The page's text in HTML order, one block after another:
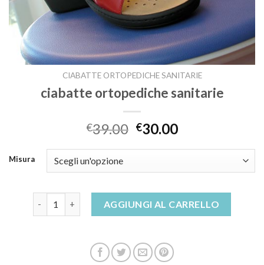
CIABATTE ORTOPEDICHE SANITARIE
ciabatte ortopediche sanitarie
€39.00 €30.00
Misura
AGGIUNGI AL CARRELLO